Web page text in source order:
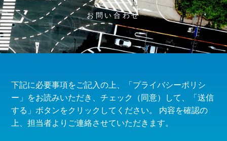
お問い合わせ
下記に必要事項をご記入の上、「プライバシーポリシ
ー」をお読みいただき、チェック（同意）して、「送信
する」ボタンをクリックしてください。
内容を確認の
上、担当者よりご連絡させていただきます。